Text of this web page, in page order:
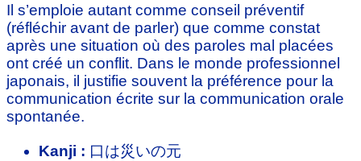
Il s’emploie autant comme conseil préventif
(réfléchir avant de parler) que comme constat
après une situation où des paroles mal placées
ont créé un conflit. Dans le monde professionnel
japonais, il justifie souvent la préférence pour la
communication écrite sur la communication orale
spontanée.
Kanji : 口は災いの元